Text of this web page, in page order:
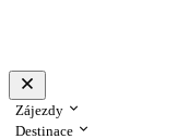
Zájezdy
Destinace